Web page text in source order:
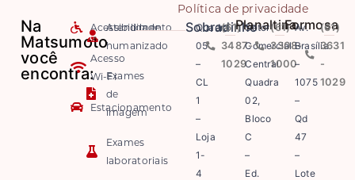
Política de privacidade
Na
Matsumoto
você
encontra:
Acessibilidade
Acesso
Wi-Fi
Estacionamento
Atendimento
humanizado
Exames
de
imagem
Exames
laboratoriais
Sobradinho
Quadra
05
–
CL
1
–
Loja
1-
4
(61)
3487-
1029
Planaltina
Setor
Comercial
Central
Quadra
02,
Bloco
C
–
Ed.
(61)
3308-
1000
Formosa
Av.
Brasília
–
1075
–
Qd
47
–
Lote
(61)
3631
-
1029